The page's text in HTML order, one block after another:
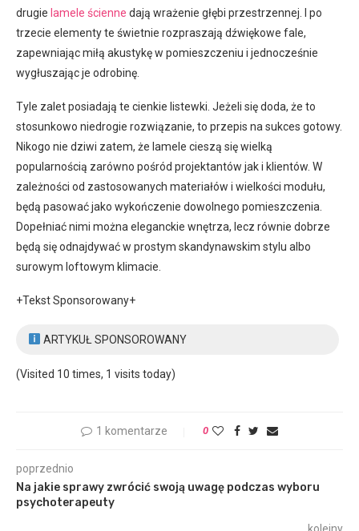
drugie lamele ścienne dają wrażenie głębi przestrzennej. I po
trzecie elementy te świetnie rozpraszają dźwiękowe fale,
zapewniając miłą akustykę w pomieszczeniu i jednocześnie
wygłuszając je odrobinę.
Tyle zalet posiadają te cienkie listewki. Jeżeli się doda, że to
stosunkowo niedrogie rozwiązanie, to przepis na sukces gotowy.
Nikogo nie dziwi zatem, że lamele cieszą się wielką
popularnością zarówno pośród projektantów jak i klientów. W
zależności od zastosowanych materiałów i wielkości modułu,
będą pasować jako wykończenie dowolnego pomieszczenia.
Dopełniać nimi można eleganckie wnętrza, lecz równie dobrze
będą się odnajdywać w prostym skandynawskim stylu albo
surowym loftowym klimacie.
+Tekst Sponsorowany+
ARTYKUŁ SPONSOROWANY
(Visited 10 times, 1 visits today)
1 komentarze 0
poprzednio
Na jakie sprawy zwrócić swoją uwagę podczas wyboru
psychoterapeuty